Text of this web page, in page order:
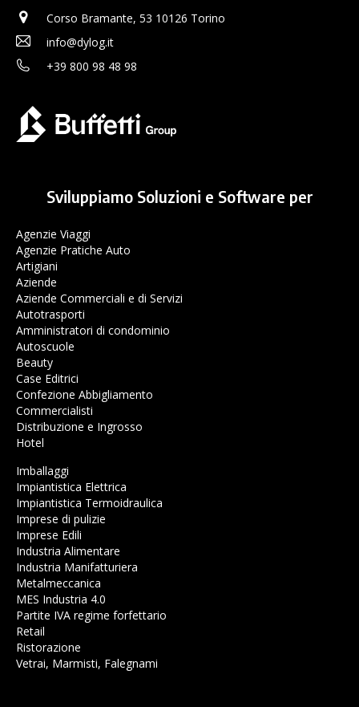
Corso Bramante, 53 10126 Torino
info@dylog.it
+39 800 98 48 98
Sviluppiamo Soluzioni e Software per
Agenzie Viaggi
Agenzie Pratiche Auto
Artigiani
Aziende
Aziende Commerciali e di Servizi
Autotrasporti
Amministratori di condominio
Autoscuole
Beauty
Case Editrici
Confezione Abbigliamento
Commercialisti
Distribuzione e Ingrosso
Hotel
Imballaggi
Impiantistica Elettrica
Impiantistica Termoidraulica
Imprese di pulizie
Imprese Edili
Industria Alimentare
Industria Manifatturiera
Metalmeccanica
MES Industria 4.0
Partite IVA regime forfettario
Retail
Ristorazione
Vetrai, Marmisti, Falegnami